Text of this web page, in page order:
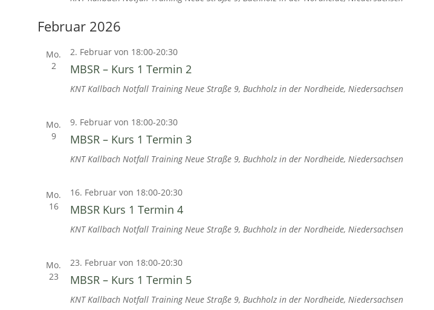
Februar 2026
Mo.
2
MBSR – Kurs 1 Termin 2
2. Februar von 18:00-20:30
KNT Kallbach Notfall TrainingNeue Straße 9, Buchholz in der Nordheide, Niedersachsen
Mo.
9
MBSR – Kurs 1 Termin 3
9. Februar von 18:00-20:30
KNT Kallbach Notfall TrainingNeue Straße 9, Buchholz in der Nordheide, Niedersachsen
Mo.
16
MBSR Kurs 1 Termin 4
16. Februar von 18:00-20:30
KNT Kallbach Notfall TrainingNeue Straße 9, Buchholz in der Nordheide, Niedersachsen
Mo.
23
MBSR – Kurs 1 Termin 5
23. Februar von 18:00-20:30
KNT Kallbach Notfall TrainingNeue Straße 9, Buchholz in der Nordheide, Niedersachsen